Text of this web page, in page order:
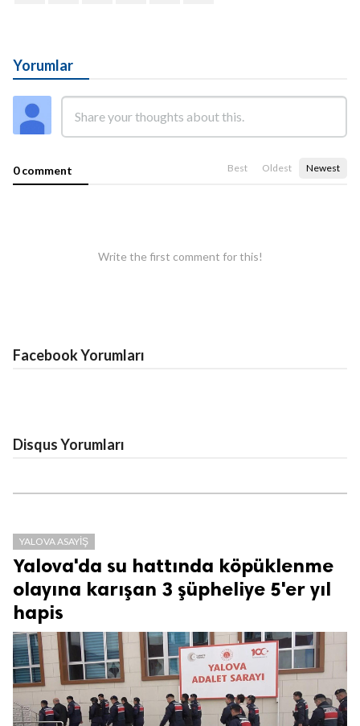
Yorumlar
0 comment Best Oldest Newest
Write the first comment for this!
Facebook Yorumları
Disqus Yorumları
YALOVA ASAYIŞ
Yalova'da su hattında köpüklenme
olayına karışan 3 şüpheliye 5'er yıl
hapis